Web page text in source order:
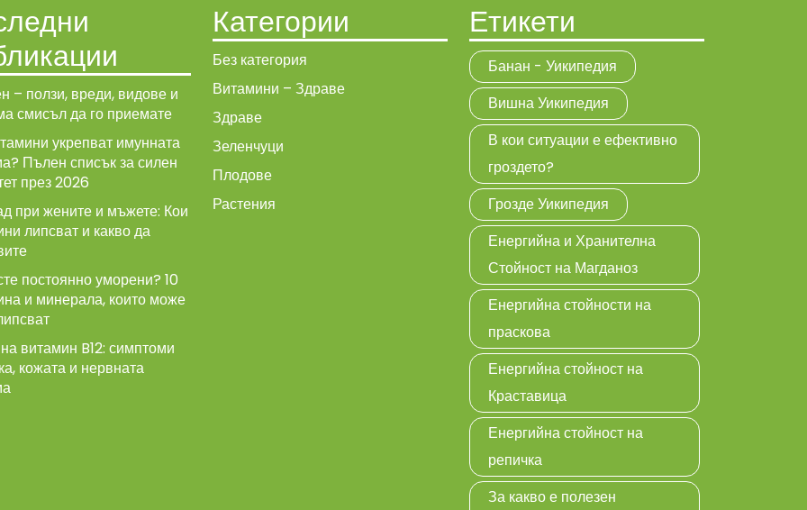
– ползи, вреди, видове и
смисъл да го приемате
укрепват имунната
Пълен списък за силен
през 2026
при жените и мъжете: Кои
липсват и какво да
постоянно уморени? 10
и минерала, които може
витамин B12: симптоми
кожата и нервната
Категории
Без категория
Витамини – Здраве
Здраве
Зеленчуци
Плодове
Растения
Етикети
Банан - Уикипедия
Вишна Уикипедия
В кои ситуации е ефективно
гроздето?
Грозде Уикипедия
Енергийна и Хранителна
Стойност на Магданоз
Енергийна стойности на
праскова
Енергийна стойност на
Краставица
Енергийна стойност на
репичка
За какво е полезен